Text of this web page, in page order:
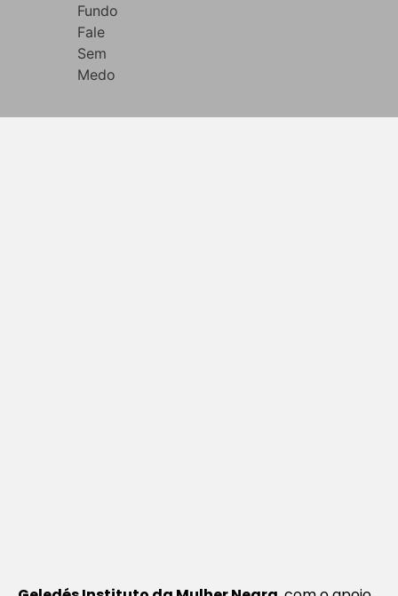
Fundo
Fale
Sem
Medo